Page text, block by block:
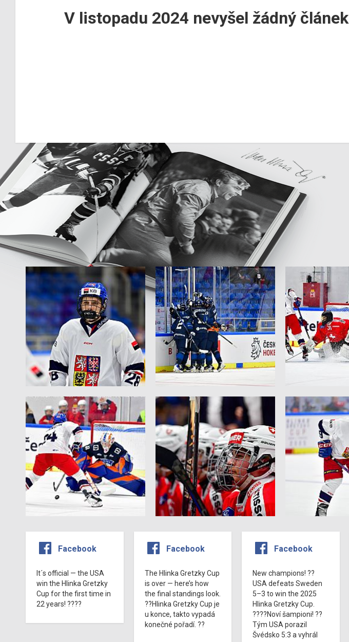
V listopadu 2024 nevyšel žádný článek
Facebook
It´s official — the USA
win the Hlinka Gretzky
Cup for the first time in
22 years! ????
Facebook
The Hlinka Gretzky Cup
is over — here’s how
the final standings look.
??Hlinka Gretzky Cup je
u konce, takto vypadá
konečné pořadí. ??
Facebook
New champions! ??
USA defeats Sweden
5–3 to win the 2025
Hlinka Gretzky Cup.
????Noví šampioni! ??
Tým USA porazil
Švédsko 5:3 a vyhrál